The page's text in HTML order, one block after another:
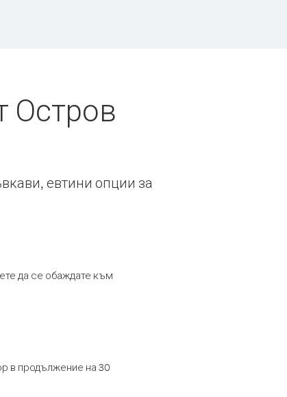
Остров
евтини опции за
да се обаждате към
в продължение на 30